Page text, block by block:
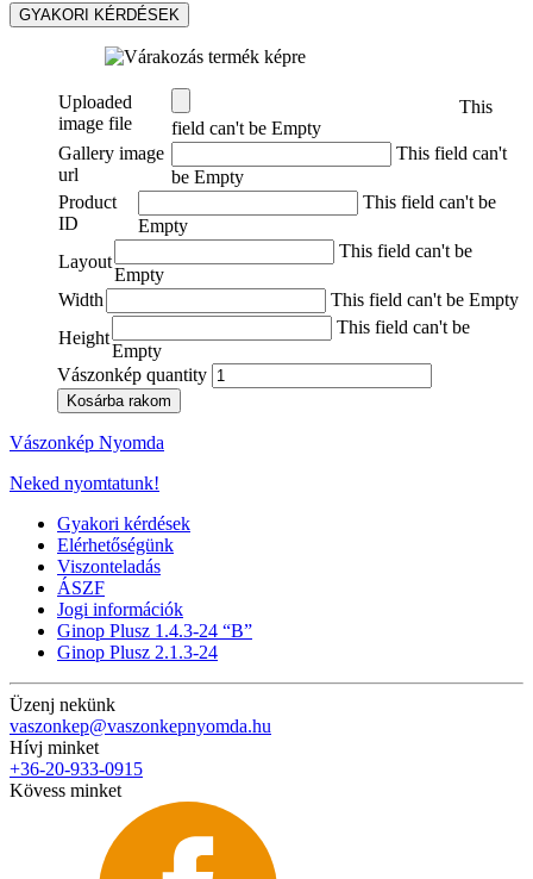
GYAKORI KÉRDÉSEK
Uploaded
image file
This
field can't be Empty
Gallery image
url
This field can't
be Empty
Product
ID
This field can't be
Empty
Layout
This field can't be
Empty
Width
This field can't be Empty
Height
This field can't be
Empty
Vászonkép quantity
Kosárba rakom
Vászonkép Nyomda
Neked nyomtatunk!
Gyakori kérdések
Elérhetőségünk
Viszonteladás
ÁSZF
Jogi információk
Ginop Plusz 1.4.3-24 “B”
Ginop Plusz 2.1.3-24
Üzenj nekünk
vaszonkep@vaszonkepnyomda.hu
Hívj minket
+36-20-933-0915
Kövess minket